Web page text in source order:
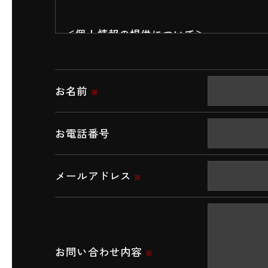
＜個人情報の提供について＞
取得した個人情報を第三者に提供するこ
＜個人情報の委託について＞
当社では、利用目的の達成に必要な範囲
これらの委託先に対しては個人情報保護
＜個人情報を与えなかった場合に生じる結
お名前 ※
お電話番号
メールアドレス ※
お問い合わせ内容 ※